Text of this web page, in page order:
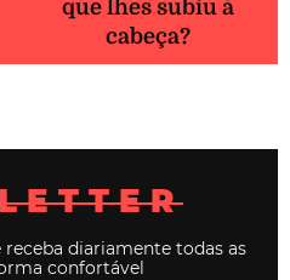
que lhes subiu à
cabeça?
diariamente todas as
confortável